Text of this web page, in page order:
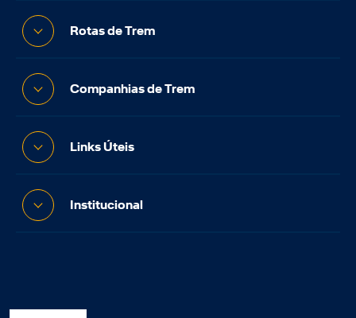
Rotas de Trem
Companhias de Trem
Links Úteis
Institucional